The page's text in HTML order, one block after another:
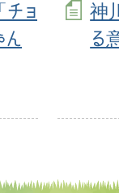
ョ
神
る